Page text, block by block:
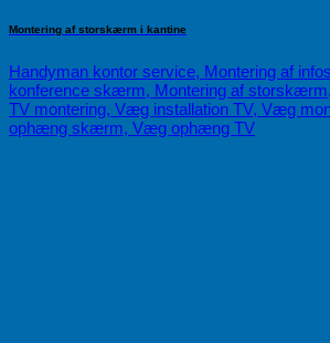
Montering af storskærm i kantine
Handyman kontor service, Montering af
konference skærm, Montering af
TV montering, Væg installation TV, Væg
ophæng skærm, Væg ophæng TV